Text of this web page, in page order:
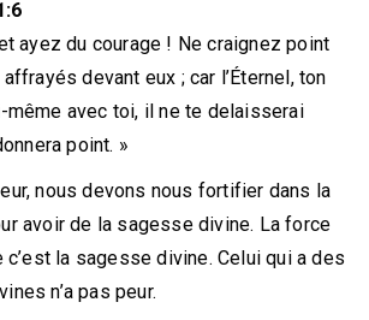
ayez du courage ! Ne craignez point
devant eux ; car l’Éternel, ton
même avec toi, il ne te delaisserai
point. »
nous devons nous fortifier dans la
avoir de la sagesse divine. La force
la sagesse divine. Celui qui a des
n’a pas peur.